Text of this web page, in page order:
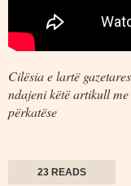
Cilësia e lartë
ndajeni këtë artikull
përkatëse
23 READS